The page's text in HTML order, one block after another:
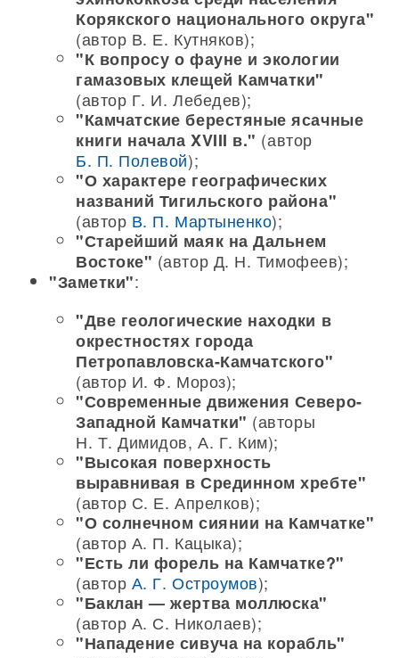
Корякского национального округа"
(автор В. Е. Кутняков);
"К вопросу о фауне и экологии
гамазовых клещей Камчатки"
(автор Г. И. Лебедев);
"Камчатские берестяные ясачные
книги начала XVIII в." (автор
Б. П. Полевой);
"О характере географических
названий Тигильского района"
(автор В. П. Мартыненко);
"Старейший маяк на Дальнем
Востоке" (автор Д. Н. Тимофеев);
"Заметки":
"Две геологические находки в
окрестностях города
Петропавловска-Камчатского"
(автор И. Ф. Мороз);
"Современные движения Северо-
Западной Камчатки" (авторы
Н. Т. Димидов, А. Г. Ким);
"Высокая поверхность
выравнивая в Срединном хребте"
(автор С. Е. Апрелков);
"О солнечном сиянии на Камчатке"
(автор А. П. Кацыка);
"Есть ли форель на Камчатке?"
(автор А. Г. Остроумов);
"Баклан — жертва моллюска"
(автор А. С. Николаев);
"Нападение сивуча на корабль"